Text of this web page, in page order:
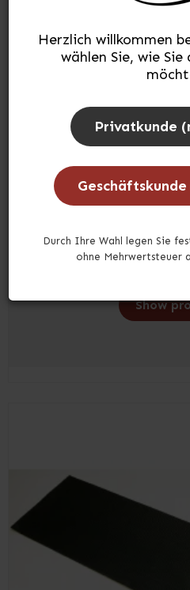
Herzlich willkommen
wählen Sie, wie
Privatkunde
Durch Ihre Wahl legen Sie
ohne Mehrwertsteuer
Gummimatte für Regale
21,20 €
Show